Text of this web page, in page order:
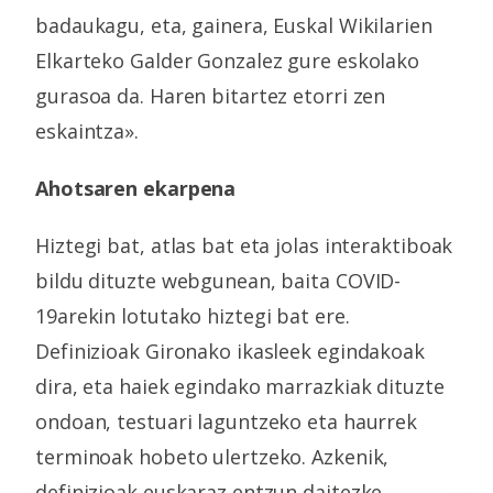
badaukagu, eta, gainera, Euskal Wikilarien
Elkarteko Galder Gonzalez gure eskolako
gurasoa da. Haren bitartez etorri zen
eskaintza».
Ahotsaren ekarpena
Hiztegi bat, atlas bat eta jolas interaktiboak
bildu dituzte webgunean, baita COVID-
19arekin lotutako hiztegi bat ere.
Definizioak Gironako ikasleek egindakoak
dira, eta haiek egindako marrazkiak dituzte
ondoan, testuari laguntzeko eta haurrek
terminoak hobeto ulertzeko. Azkenik,